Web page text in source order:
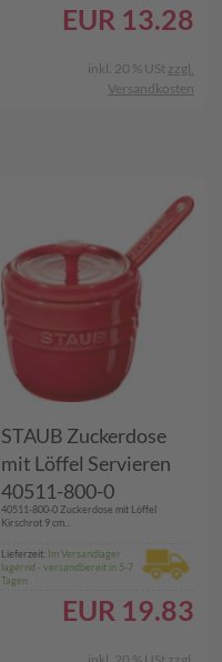
EUR 13.28
inkl. 20 % USt zzgl.
Versandkosten
STAUB Zuckerdose
mit Löffel Servieren
40511-800-0
40511-800-0 Zuckerdose mit Löffel
Kirschrot 9 cm...
Lieferzeit: Im Versandlager
lagernd - versandbereit in 5-7
Tagen
EUR 19.83